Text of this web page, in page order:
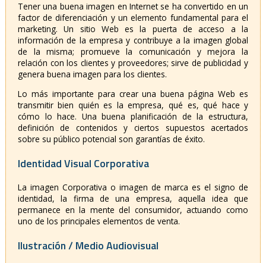
Tener una buena imagen en Internet se ha convertido en un
factor de diferenciación y un elemento fundamental para el
marketing. Un sitio Web es la puerta de acceso a la
información de la empresa y contribuye a la imagen global
de la misma; promueve la comunicación y mejora la
relación con los clientes y proveedores; sirve de publicidad y
genera buena imagen para los clientes.
Lo más importante para crear una buena página Web es
transmitir bien quién es la empresa, qué es, qué hace y
cómo lo hace. Una buena planificación de la estructura,
definición de contenidos y ciertos supuestos acertados
sobre su público potencial son garantías de éxito.
Identidad Visual Corporativa
La imagen Corporativa o imagen de marca es el signo de
identidad, la firma de una empresa, aquella idea que
permanece en la mente del consumidor, actuando como
uno de los principales elementos de venta.
Ilustración / Medio Audiovisual